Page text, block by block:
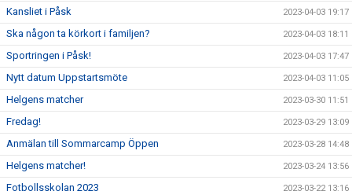
Kansliet i Påsk 2023-04-03 19:17
Ska någon ta körkort i familjen? 2023-04-03 18:11
Sportringen i Påsk! 2023-04-03 17:47
Nytt datum Uppstartsmöte 2023-04-03 11:05
Helgens matcher 2023-03-30 11:51
Fredag! 2023-03-29 13:09
Anmälan till Sommarcamp Öppen 2023-03-28 14:48
Helgens matcher! 2023-03-24 13:56
Fotbollsskolan 2023 2023-03-22 13:16